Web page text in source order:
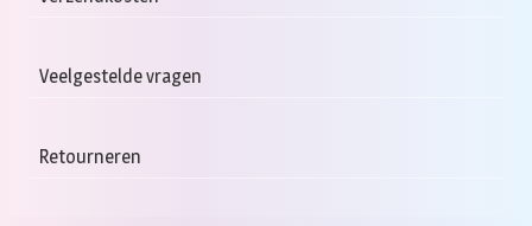
Veelgestelde vragen
Retourneren